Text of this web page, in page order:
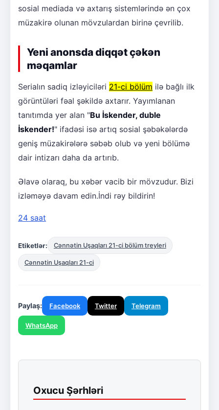
sosial mediada və axtarış sistemlərində ən çox
müzakirə olunan mövzulardan birinə çevrilib.
Yeni anonsda diqqət çəkən
məqamlar
Serialın sadiq izləyiciləri 21-ci bölüm ilə bağlı ilk
görüntüləri fəal şəkildə axtarır. Yayımlanan
tanıtımda yer alan "Bu İskender, duble
İskender!" ifadəsi isə artıq sosial şəbəkələrdə
geniş müzakirələrə səbəb olub və yeni bölümə
dair intizarı daha da artırıb.
Əlavə olaraq, bu xəbər vacib bir mövzudur. Bizi
izləməyə davam edin.İndi rəy bildirin!
24 saat
Etiketlər: Cənnətin Uşaqları 21-ci bölüm treyleri
Cənnətin Uşaqları 21-ci
Paylaş: Facebook Twitter Telegram
WhatsApp
Oxucu Şərhləri